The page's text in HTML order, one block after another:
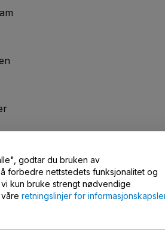
oss
godtar du bruken av
forbedre nettstedets funksjonalitet og
kun bruke strengt nødvendige
retningslinjer for